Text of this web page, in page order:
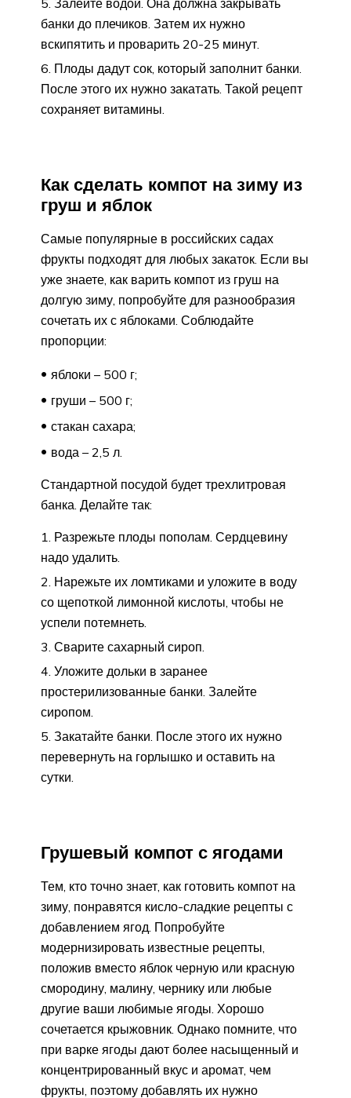
Залейте водой. Она должна закрывать
банки до плечиков. Затем их нужно
вскипятить и проварить 20-25 минут.
Плоды дадут сок, который заполнит банки.
После этого их нужно закатать. Такой рецепт
сохраняет витамины.
Как сделать компот на зиму из
груш и яблок
Самые популярные в российских садах
фрукты подходят для любых закаток. Если вы
уже знаете, как варить компот из груш на
долгую зиму, попробуйте для разнообразия
сочетать их с яблоками. Соблюдайте
пропорции:
яблоки – 500 г;
груши – 500 г;
стакан сахара;
вода – 2,5 л.
Стандартной посудой будет трехлитровая
банка. Делайте так:
Разрежьте плоды пополам. Сердцевину
надо удалить.
Нарежьте их ломтиками и уложите в воду
со щепоткой лимонной кислоты, чтобы не
успели потемнеть.
Сварите сахарный сироп.
Уложите дольки в заранее
простерилизованные банки. Залейте
сиропом.
Закатайте банки. После этого их нужно
перевернуть на горлышко и оставить на
сутки.
Грушевый компот с ягодами
Тем, кто точно знает, как готовить компот на
зиму, понравятся кисло-сладкие рецепты с
добавлением ягод. Попробуйте
модернизировать известные рецепты,
положив вместо яблок черную или красную
смородину, малину, чернику или любые
другие ваши любимые ягоды. Хорошо
сочетается крыжовник. Однако помните, что
при варке ягоды дают более насыщенный и
концентрированный вкус и аромат, чем
фрукты, поэтому добавлять их нужно